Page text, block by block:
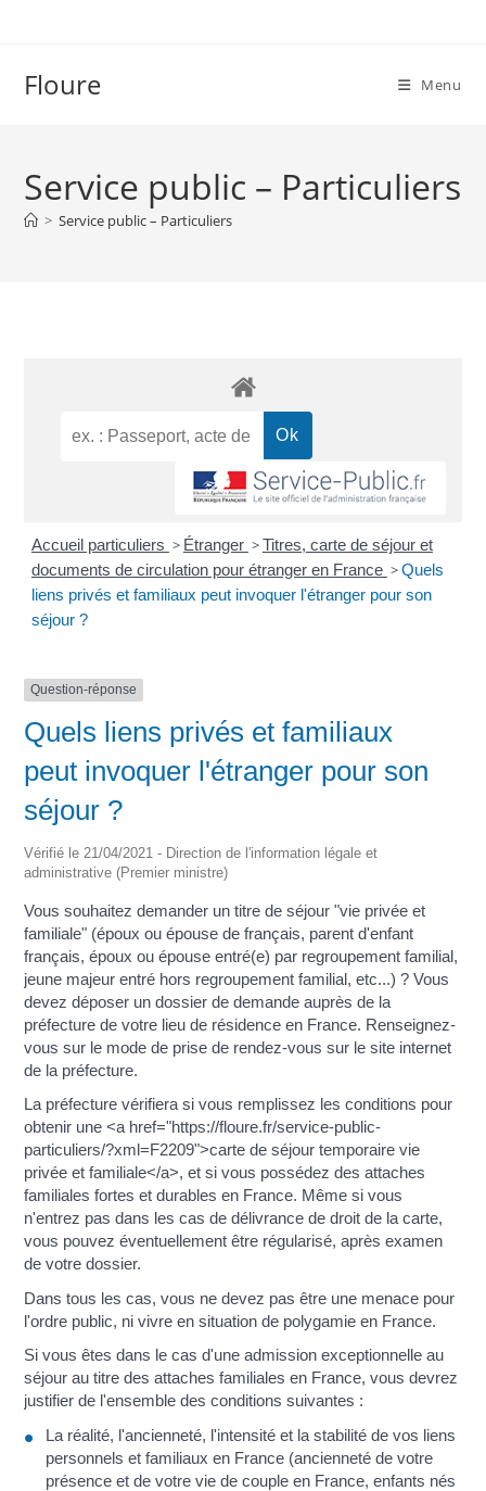
Floure Menu
Service public – Particuliers
> Service public – Particuliers
Accueil particuliers > Étranger >Titres, carte de séjour et
documents de circulation pour étranger en France >Quels
liens privés et familiaux peut invoquer l'étranger pour son
séjour ?
Question-réponse
Quels liens privés et familiaux
peut invoquer l'étranger pour son
séjour ?
Vérifié le 21/04/2021 - Direction de l'information légale et
administrative (Premier ministre)
Vous souhaitez demander un titre de séjour "vie privée et
familiale" (époux ou épouse de français, parent d'enfant
français, époux ou épouse entré(e) par regroupement familial,
jeune majeur entré hors regroupement familial, etc...) ? Vous
devez déposer un dossier de demande auprès de la
préfecture de votre lieu de résidence en France. Renseignez-
vous sur le mode de prise de rendez-vous sur le site internet
de la préfecture.
La préfecture vérifiera si vous remplissez les conditions pour
obtenir une <a href="https://floure.fr/service-public-
particuliers/?xml=F2209">carte de séjour temporaire vie
privée et familiale</a>, et si vous possédez des attaches
familiales fortes et durables en France. Même si vous
n'entrez pas dans les cas de délivrance de droit de la carte,
vous pouvez éventuellement être régularisé, après examen
de votre dossier.
Dans tous les cas, vous ne devez pas être une menace pour
l'ordre public, ni vivre en situation de polygamie en France.
Si vous êtes dans le cas d'une admission exceptionnelle au
séjour au titre des attaches familiales en France, vous devrez
justifier de l'ensemble des conditions suivantes :
La réalité, l'ancienneté, l'intensité et la stabilité de vos liens
personnels et familiaux en France (ancienneté de votre
présence et de votre vie de couple en France, enfants nés